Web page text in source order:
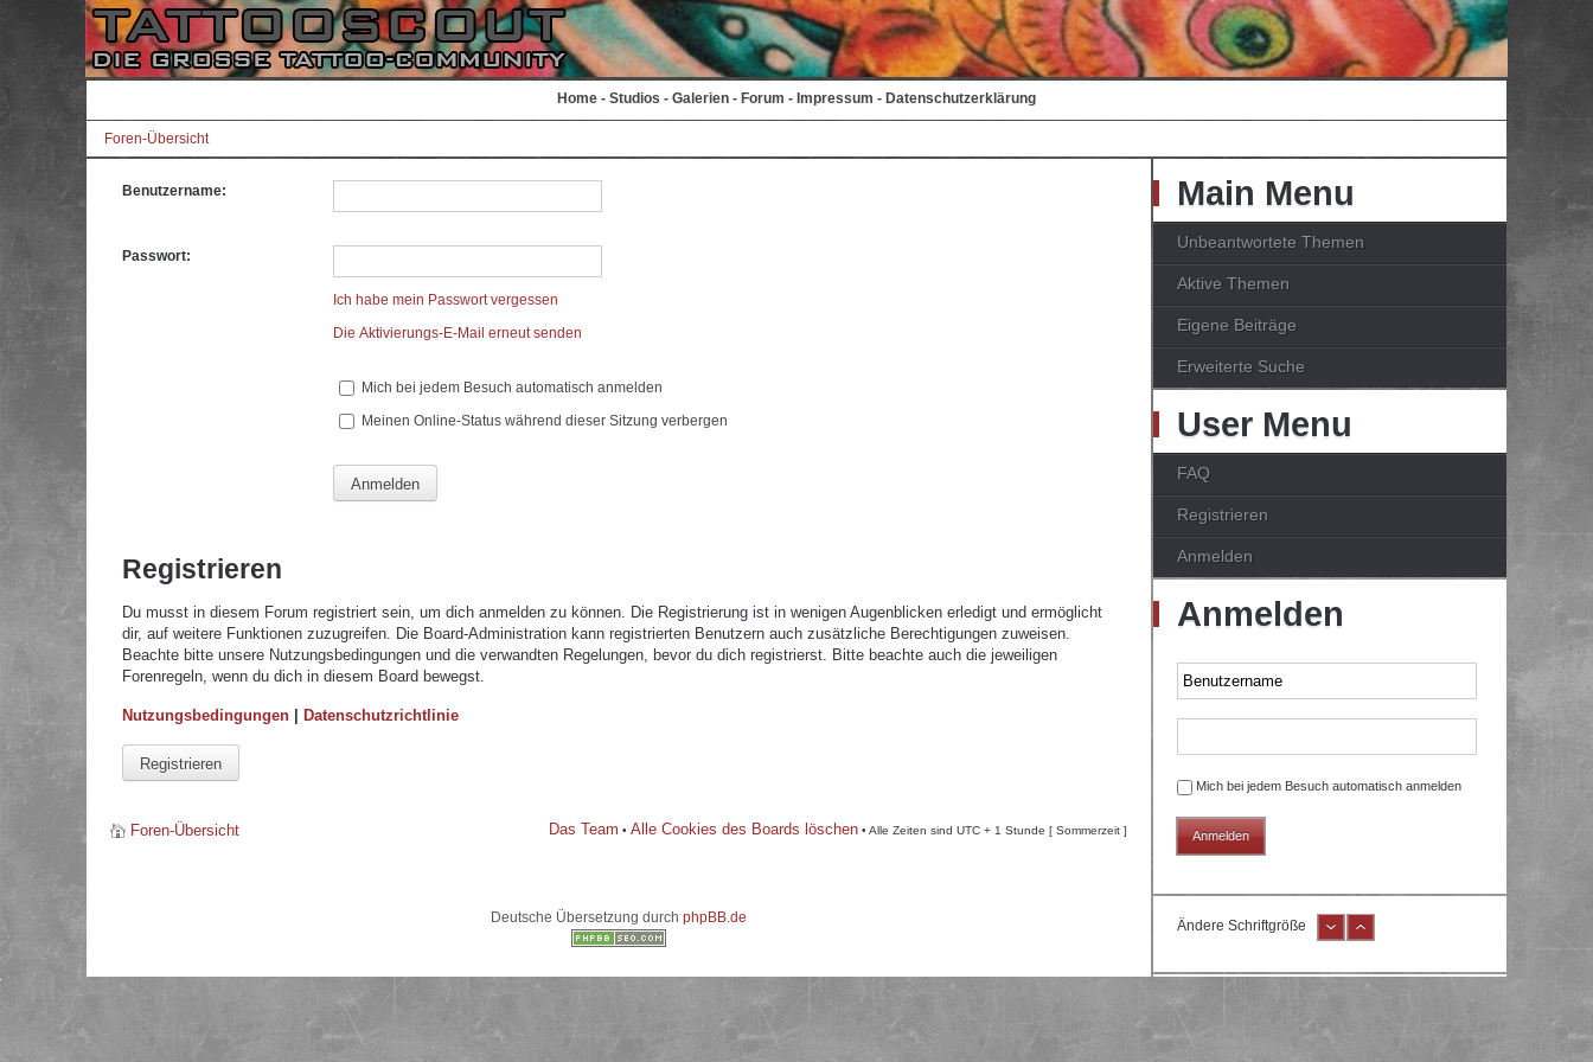
Home - Studios - Galerien - Forum - Impressum - Datenschutzerklärung
Foren-Übersicht
Benutzername:
Passwort:
Ich habe mein Passwort vergessen
Die Aktivierungs-E-Mail erneut senden
Mich bei jedem Besuch automatisch anmelden
Meinen Online-Status während dieser Sitzung verbergen
Registrieren
Du musst in diesem Forum registriert sein, um dich anmelden zu können. Die Registrierung ist in wenigen Augenblicken erledigt und ermöglicht
dir, auf weitere Funktionen zuzugreifen. Die Board-Administration kann registrierten Benutzern auch zusätzliche Berechtigungen zuweisen.
Beachte bitte unsere Nutzungsbedingungen und die verwandten Regelungen, bevor du dich registrierst. Bitte beachte auch die jeweiligen
Forenregeln, wenn du dich in diesem Board bewegst.
Nutzungsbedingungen | Datenschutzrichtlinie
Registrieren
Foren-Übersicht Das Team • Alle Cookies des Boards löschen • Alle Zeiten sind UTC + 1 Stunde [ Sommerzeit ]
Deutsche Übersetzung durch phpBB.de
Main Menu
Unbeantwortete Themen
Aktive Themen
Eigene Beiträge
Erweiterte Suche
User Menu
FAQ
Registrieren
Anmelden
Anmelden
Mich bei jedem Besuch automatisch anmelden
Ändere Schriftgröße